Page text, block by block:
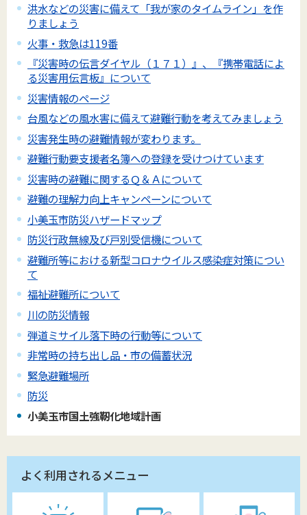
洪水などの災害に備えて「我が家のタイムライン」を作
りましょう
火事・救急は119番
『災害時の伝言ダイヤル（１７１）』、『携帯電話によ
る災害用伝言板』について
災害情報のページ
台風などの風水害に備えて避難行動を考えてみましょう
災害発生時の避難情報が変わります。
避難行動要支援者名簿への登録を受けつけています
災害時の避難に関するＱ＆Ａについて
避難の理解力向上キャンペーンについて
小美玉市防災ハザードマップ
防災行政無線及び戸別受信機について
避難所等における新型コロナウイルス感染症対策につい
て
福祉避難所について
川の防災情報
弾道ミサイル落下時の行動等について
非常時の持ち出し品・市の備蓄状況
緊急避難場所
防災
小美玉市国土強靭化地域計画
よく利用されるメニュー